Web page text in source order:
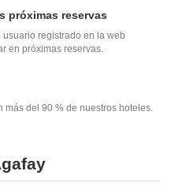
próximas reservas
registrado en la web
en próximas reservas.
del 90 % de nuestros hoteles.